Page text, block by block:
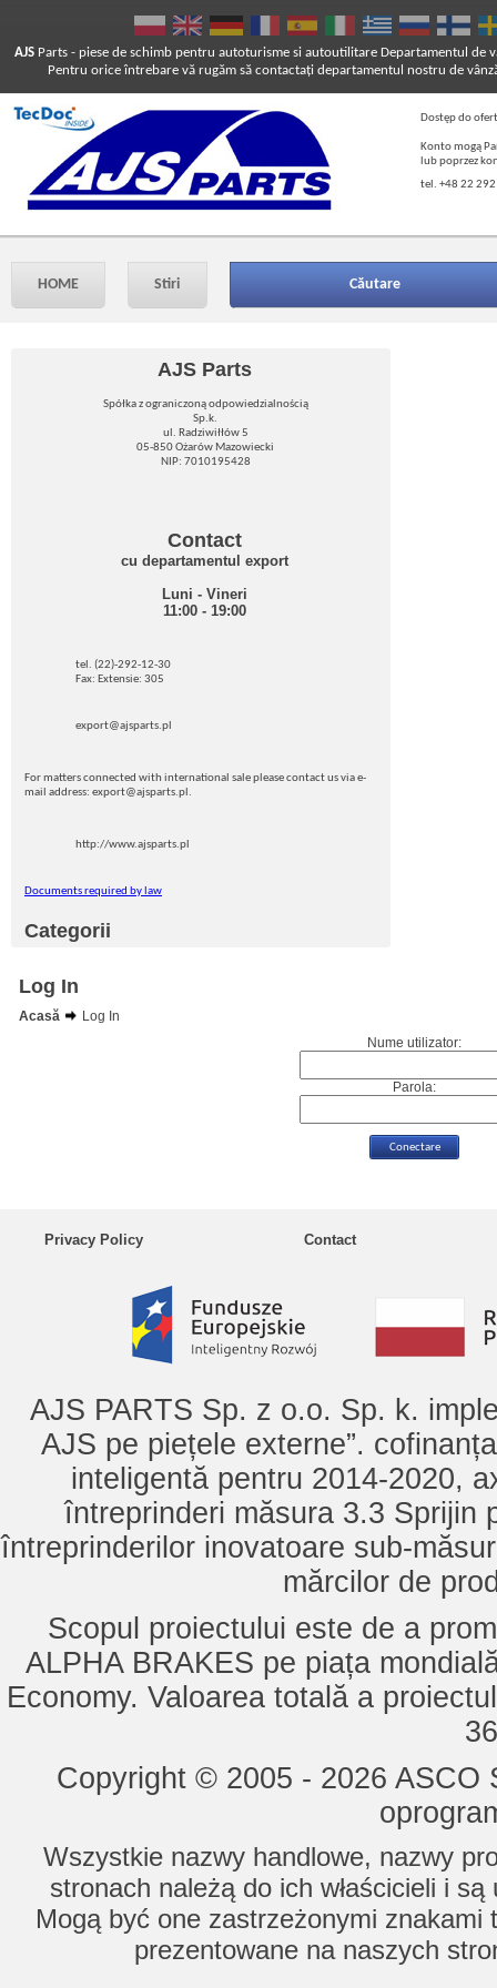
AJS Parts - piese de schimb pentru autoturisme si autoutilitare
Pentru orice întrebare vă rugăm să contactaţi departamentul nostru de
Departamentul de
Dostęp do
Konto mogą
lub poprzez
tel. +48 22
HOME Stiri Căutare
AJS Parts
Spółka z ograniczoną odpowiedzialnością
Sp.k.
ul. Radziwiłłów 5
05-850 Ożarów Mazowiecki
NIP: 7010195428
Contact
cu departamentul export
Luni - Vineri
11:00 - 19:00
tel. (22)-292-12-30
Fax: Extensie: 305
export@ajsparts.pl
For matters connected with international sale please contact us via e-
mail address: export@ajsparts.pl.
http://www.ajsparts.pl
Documents required by law
Categorii
Log In
Acasă
Log In
Nume utilizator:
Parola:
Privacy Policy Contact
AJS PARTS Sp. z o.o. Sp. k.
AJS pe piețele externe”.
inteligentă pentru 2014-2020,
întreprinderi măsura 3.3 Sprijin
întreprinderilor inovatoare sub-
mărcilor de
Scopul proiectului este de a
ALPHA BRAKES pe piața
Economy. Valoarea totală a
Copyright © 2005 - 2026
Wszystkie nazwy handlowe, nazwy
stronach należą do ich właścicieli i
Mogą być one zastrzeżonymi znakami
prezentowane na naszych